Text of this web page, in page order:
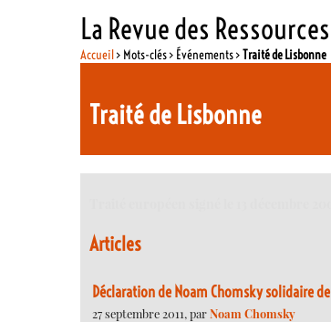
La Revue des Ressources
Accueil> Mots-clés > Événements >Traité de Lisbonne
Traité de Lisbonne
Articles
Déclaration de Noam Chomsky solidaire
27 septembre 2011, parNoam Chomsky